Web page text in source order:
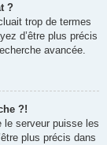
?
trop de termes
d’être plus précis
avancée.
?!
le serveur puisse les
plus précis dans